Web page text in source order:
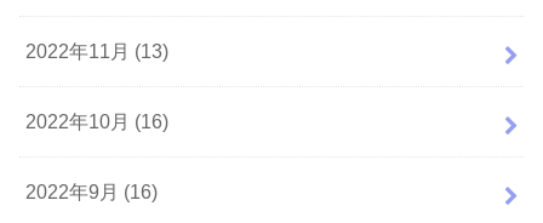
2022年11月 (13)
2022年10月 (16)
2022年9月 (16)